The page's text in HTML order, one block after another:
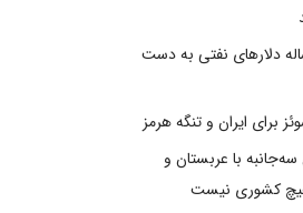
عمر ۵۰ ساله دلارهای نفتی به دست
برای ایران و تنگه هرمز
سه‌جانبه با عربستان و
کشوری نیست